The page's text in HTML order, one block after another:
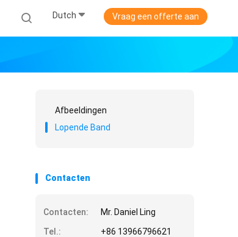
Dutch Vraag een offerte aan
Afbeeldingen
Lopende Band
Contacten
Contacten:
Mr. Daniel Ling
Tel.:
+86 13966796621